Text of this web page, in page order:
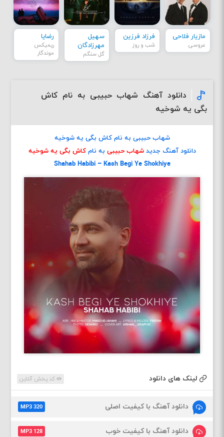
مازیار فلاحی
عروسی
فرزاد فرزین
شب و روز
سهیل
مهرزادگان
گل سنگم
رضایا
ریمیکس
موندگار
دانلود آهنگ شهاب حبیبی به نام کاش
بگی یه شوخیه
شهاب حبیبی به نام کاش بگی یه شوخیه
دانلود آهنگ جدید شهاب حبیبی به نامکاش بگی یه شوخیه
Shahab Habibi – Kash Begi Ye Shokhiye
لینک های دانلود کد پخش آنلاین
دانلود آهنگ با کیفیت اصلی MP3 320
دانلود آهنگ با کیفیت خوب MP3 128